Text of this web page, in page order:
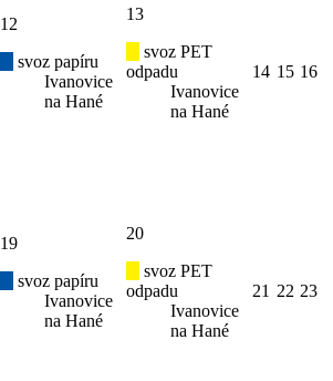
12
svoz papíru
Ivanovice
na Hané
13
svoz PET
odpadu
Ivanovice
na Hané
14 15 16
19
svoz papíru
Ivanovice
na Hané
20
svoz PET
odpadu
Ivanovice
na Hané
21 22 23